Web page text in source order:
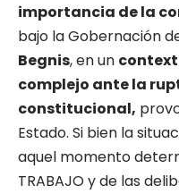
importancia de la
bajo la Gobernación
Begnis, en un
complejo ante la
constitucional,
Estado. Si bien la
aquel momento
TRABAJO y de las